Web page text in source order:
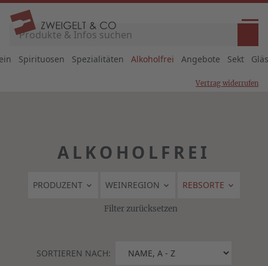
Spirituosen Spezialitäten Alkoholfrei Angebote Sekt
Vertrag widerrufen
ALKOHOLFREI
PRODUZENT WEINREGION REBSORTE
Filter zurücksetzen
SORTIEREN NACH: